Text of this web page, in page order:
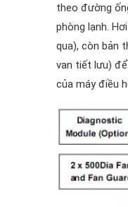
theo đường
phòng lạnh.
qua), còn bản
van tiết lưu)
của máy điều